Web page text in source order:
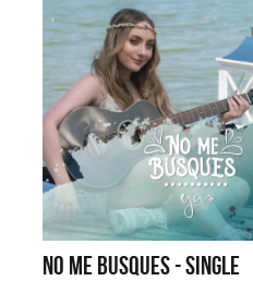
NO ME BUSQUES - SINGLE
Migrantes
SI NO ES CON VOS - SINGLE